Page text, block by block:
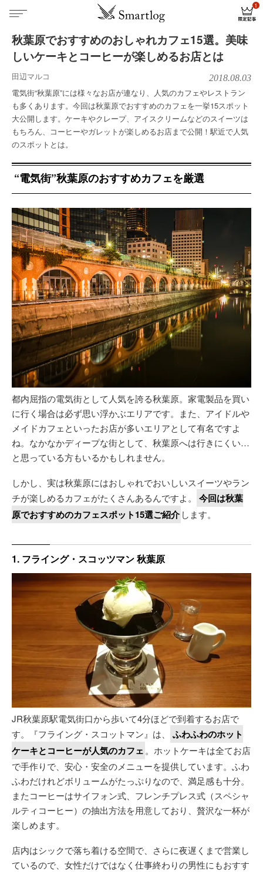
秋葉原でおすすめのおしゃれカフェ15選。美味
しいケーキとコーヒーが楽しめるお店とは
田辺マルコ 2018.08.03
電気街“秋葉原”には様々なお店が連なり、人気のカフェやレストラン
も多くあります。今回は秋葉原でおすすめのカフェを一挙15スポット
大公開します。ケーキやクレープ、アイスクリームなどのスイーツは
もちろん、コーヒーやガレットが楽しめるお店まで公開！駅近で人気
のスポットとは。
“電気街”秋葉原のおすすめカフェを厳選
都内屈指の電気街として人気を誇る秋葉原。家電製品を買い
に行く場合は必ず思い浮かぶエリアです。また、アイドルや
メイドカフェといったお店が多いエリアとして有名ですよ
ね。なかなかディープな街として、秋葉原へは行きにくい…
と思っている方もいるかもしれません。
しかし、実は秋葉原にはおしゃれでおいしいスイーツやラン
チが楽しめるカフェがたくさんあるんですよ。
今回は秋葉
原でおすすめのカフェスポット15選ご紹介 します。
1. フライング・スコッツマン 秋葉原
JR秋葉原駅電気街口から歩いて4分ほどで到着するお店で
す。『フライング・スコットマン』は、
ふわふわのホット
ケーキとコーヒーが人気のカフェ。ホットケーキは全てお店
で手作りで、安心・安全のメニューを提供しています。ふわ
ふわだけれどボリュームがたっぷりなので、満足感も十分。
またコーヒーはサイフォン式、フレンチプレス式（スペシャ
ルティコーヒー）の抽出方法を用意しており、贅沢な一杯が
楽しめます。
店内はシックで落ち着ける空間で、さらに夜遅くまで営業し
ているので、女性だけではなく仕事終わりの男性にもおすす